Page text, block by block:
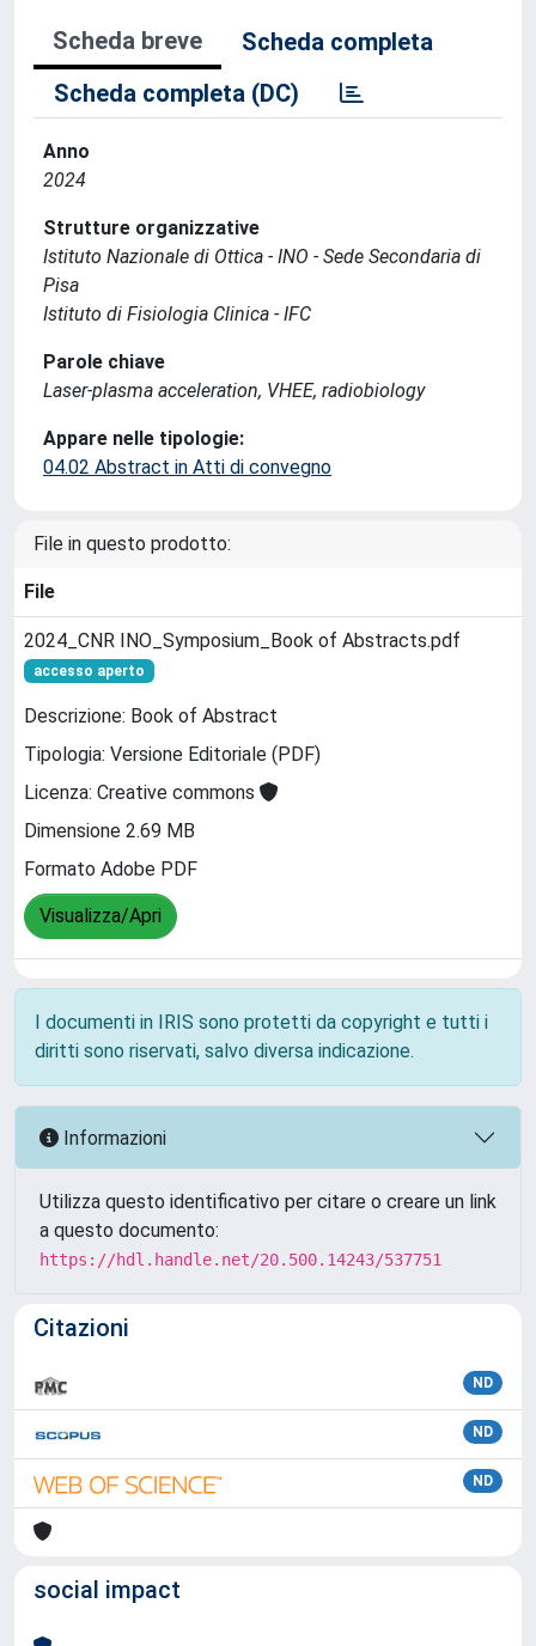
Scheda breve
Scheda completa
Scheda completa (DC)
Anno
2024
Strutture organizzative
Istituto Nazionale di Ottica - INO - Sede Secondaria di
Pisa
Istituto di Fisiologia Clinica - IFC
Parole chiave
Laser-plasma acceleration, VHEE, radiobiology
Appare nelle tipologie:
04.02 Abstract in Atti di convegno
File in questo prodotto:
File
2024_CNR INO_Symposium_Book of Abstracts.pdf
accesso aperto
Descrizione: Book of Abstract
Tipologia: Versione Editoriale (PDF)
Licenza: Creative commons
Dimensione 2.69 MB
Formato Adobe PDF
Visualizza/Apri
I documenti in IRIS sono protetti da copyright e tutti i
diritti sono riservati, salvo diversa indicazione.
Informazioni
Utilizza questo identificativo per citare o creare un link
a questo documento:
https://hdl.handle.net/20.500.14243/537751
Citazioni
ND
ND
ND
social impact